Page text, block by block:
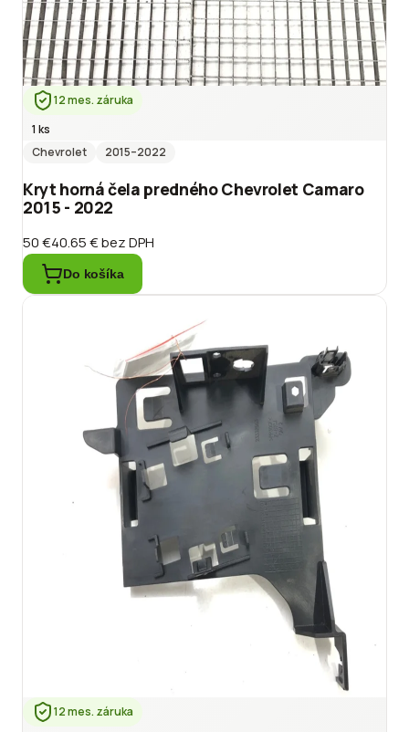
12 mes. záruka
1 ks
Chevrolet
2015–2022
Kryt horná čela predného Chevrolet Camaro
2015 - 2022
50 €40.65 €bez DPH
Do košíka
12 mes. záruka